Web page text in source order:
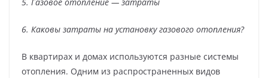
6. Каковы затраты на установку газового отопления?
В квартирах и домах используются разные системы
отопления. Одним из распространенных видов